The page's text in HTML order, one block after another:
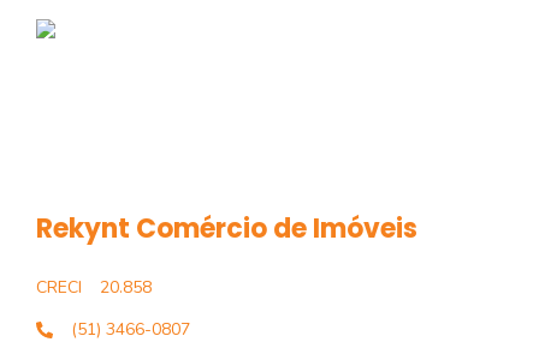
Rekynt Comércio de Imóveis
CRECI
20.858
(51) 3466-0807